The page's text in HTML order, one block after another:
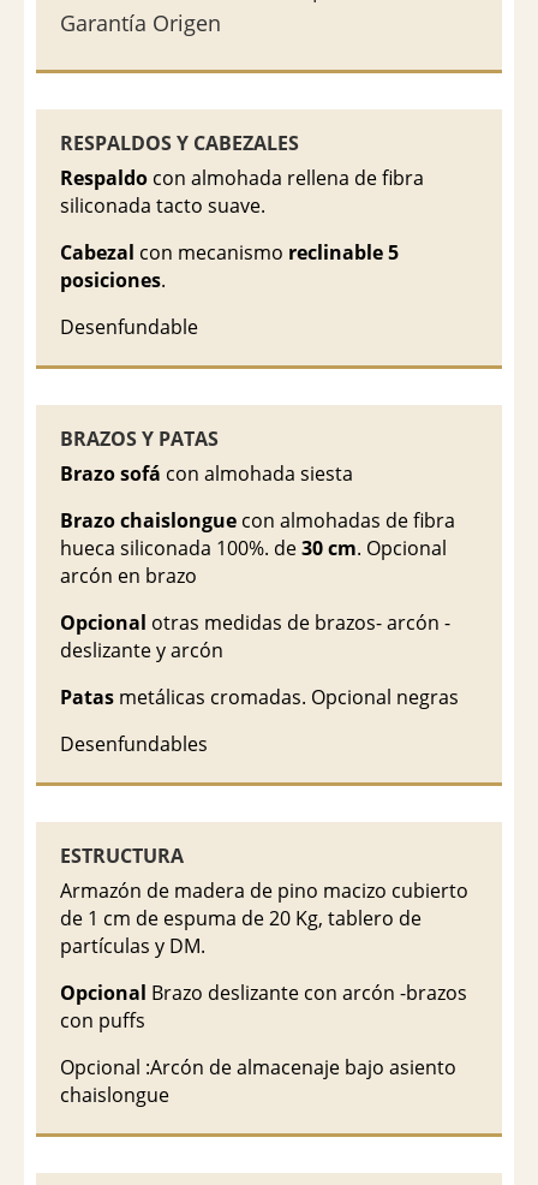
Garantía Origen
RESPALDOS Y CABEZALES
Respaldo con almohada rellena de fibra
siliconada tacto suave.
Cabezal con mecanismo reclinable 5
posiciones.
Desenfundable
BRAZOS Y PATAS
Brazo sofá con almohada siesta
Brazo chaislongue con almohadas de fibra
hueca siliconada 100%. de30 cm. Opcional
arcón en brazo
Opcional otras medidas de brazos- arcón -
deslizante y arcón
Patas metálicas cromadas. Opcional negras
Desenfundables
ESTRUCTURA
Armazón de madera de pino macizo cubierto
de 1 cm de espuma de 20 Kg, tablero de
partículas y DM.
Opcional Brazo deslizante con arcón -brazos
con puffs
Opcional :Arcón de almacenaje bajo asiento
chaislongue